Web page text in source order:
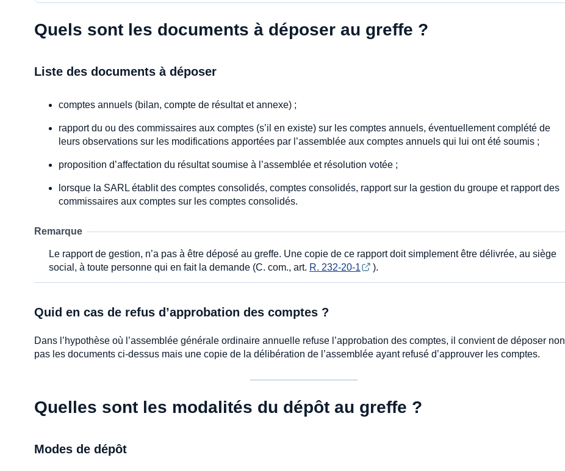
Quels sont les documents à déposer au greffe ?
Liste des documents à déposer
comptes annuels (bilan, compte de résultat et annexe) ;
rapport du ou des commissaires aux comptes (s’il en existe) sur les comptes annuels, éventuellement complété de
leurs observations sur les modifications apportées par l’assemblée aux comptes annuels qui lui ont été soumis ;
proposition d’affectation du résultat soumise à l’assemblée et résolution votée ;
lorsque la SARL établit des comptes consolidés, comptes consolidés, rapport sur la gestion du groupe et rapport des
commissaires aux comptes sur les comptes consolidés.
Remarque
Le rapport de gestion, n’a pas à être déposé au greffe. Une copie de ce rapport doit simplement être délivrée, au siège
social, à toute personne qui en fait la demande (C. com., art. R. 232-20-1 ).
Quid en cas de refus d’approbation des comptes ?
Dans l’hypothèse où l’assemblée générale ordinaire annuelle refuse l’approbation des comptes, il convient de déposer non
pas les documents ci-dessus mais une copie de la délibération de l’assemblée ayant refusé d’approuver les comptes.
Quelles sont les modalités du dépôt au greffe ?
Modes de dépôt